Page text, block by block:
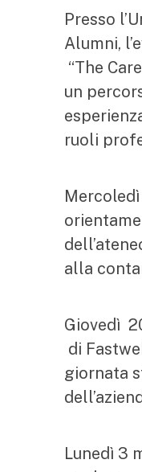
Presso
Alumni,
“The
un
ruoli
alla
Giovedì
di
giornata
Lunedì 3